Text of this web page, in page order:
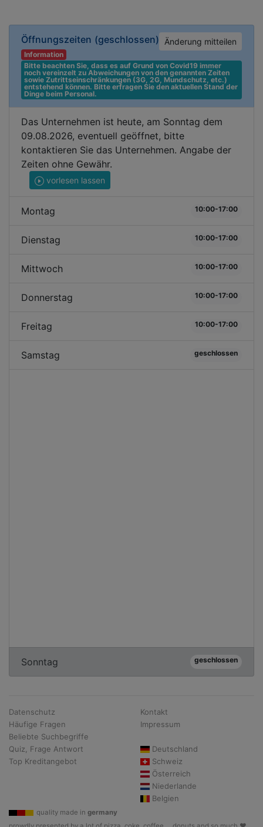
Öffnungszeiten (geschlossen) Änderung mitteilen
Information
Bitte beachten Sie, dass es auf Grund von Covid19 immer
noch vereinzelt zu Abweichungen von den genannten Zeiten
sowie Zutrittseinschränkungen (3G, 2G, Mundschutz, etc.)
entstehend können. Bitte erfragen Sie den aktuellen Stand der
Dinge beim Personal.
Das Unternehmen ist heute, am Sonntag dem
09.08.2026, eventuell geöffnet, bitte
kontaktieren Sie das Unternehmen. Angabe der
Zeiten ohne Gewähr.
vorlesen lassen
Montag 10:00-17:00
Dienstag 10:00-17:00
Mittwoch 10:00-17:00
Donnerstag 10:00-17:00
Freitag 10:00-17:00
Samstag geschlossen
Sonntag geschlossen
Datenschutz
Häufige Fragen
Beliebte Suchbegriffe
Quiz, Frage Antwort
Top Kreditangebot
Kontakt
Impressum
Deutschland
Schweiz
Österreich
Niederlande
Belgien
quality made in germany